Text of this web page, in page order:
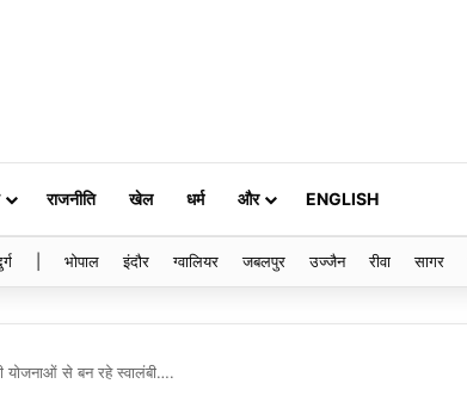
राजनीति खेल धर्म और ENGLISH
भोपाल इंदौर ग्वालियर जबलपुर उज्जैन रीवा सागर
योजनाओं से बन रहे स्वालंबी….